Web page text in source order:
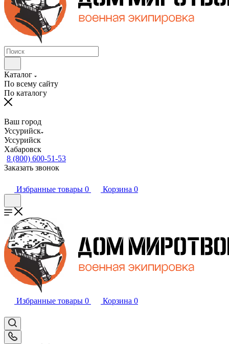
Каталог
По всему сайту
По каталогу
Ваш город
Уссурийск
Уссурийск
Хабаровск
8 (800) 600-51-53
Заказать звонок
Избранные товары 0 Корзина 0
Избранные товары 0 Корзина 0